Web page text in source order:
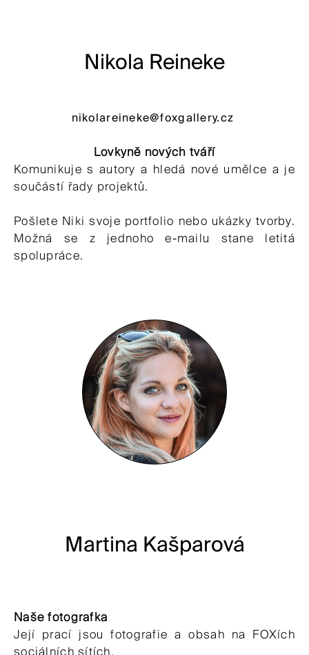
Nikola Reineke
nikolareineke@foxgallery.cz
Lovkyně nových tváří
Komunikuje s autory a hledá nové umělce a je
součástí řady projektů.
Pošlete Niki svoje portfolio nebo ukázky tvorby.
Možná se z jednoho e-mailu stane letitá
spolupráce.
Martina Kašparová
Naše fotografka
Její prací jsou fotografie a obsah na FOXích
sociálních sítích.